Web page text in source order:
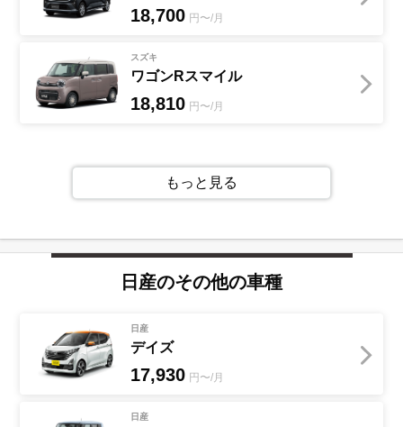
18,700 円〜/月
スズキ
ワゴンRスマイル
18,810 円〜/月
もっと見る
日産のその他の車種
日産
デイズ
17,930 円〜/月
日産